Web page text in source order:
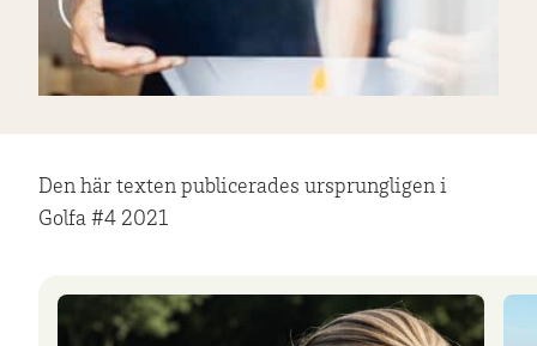
Den här texten publicerades ursprungligen i
Golfa #4 2021